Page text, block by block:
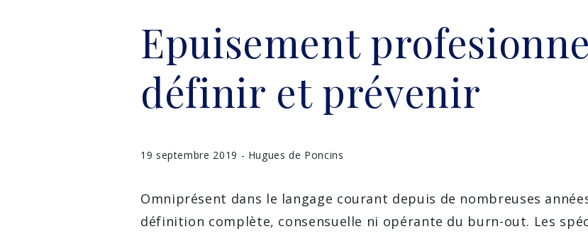
Epuisement
définir et prévenir
19 septembre 2019 - Hugues de Poncins
Omniprésent dans le langage courant depuis de nombreuses
définition complète, consensuelle ni opérante du burn-out. Les